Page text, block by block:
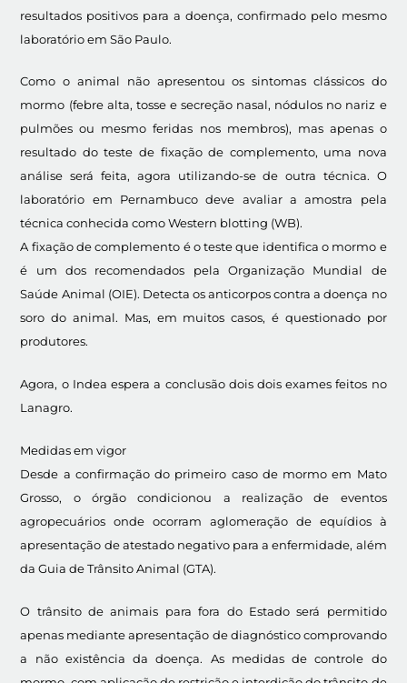
resultados positivos para a doença, confirmado pelo mesmo
laboratório em São Paulo.
Como o animal não apresentou os sintomas clássicos do
mormo (febre alta, tosse e secreção nasal, nódulos no nariz e
pulmões ou mesmo feridas nos membros), mas apenas o
resultado do teste de fixação de complemento, uma nova
análise será feita, agora utilizando-se de outra técnica. O
laboratório em Pernambuco deve avaliar a amostra pela
técnica conhecida como Western blotting (WB).
A fixação de complemento é o teste que identifica o mormo e
é um dos recomendados pela Organização Mundial de
Saúde Animal (OIE). Detecta os anticorpos contra a doença no
soro do animal. Mas, em muitos casos, é questionado por
produtores.
Agora, o Indea espera a conclusão dois dois exames feitos no
Lanagro.
Medidas em vigor
Desde a confirmação do primeiro caso de mormo em Mato
Grosso, o órgão condicionou a realização de eventos
agropecuários onde ocorram aglomeração de equídios à
apresentação de atestado negativo para a enfermidade, além
da Guia de Trânsito Animal (GTA).
O trânsito de animais para fora do Estado será permitido
apenas mediante apresentação de diagnóstico comprovando
a não existência da doença. As medidas de controle do